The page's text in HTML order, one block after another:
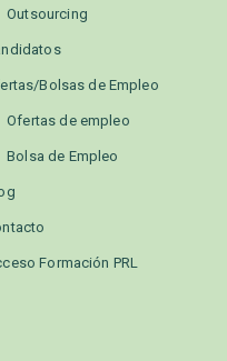
Outsourcing
Bolsas de Empleo
Ofertas de empleo
Bolsa de Empleo
Formación PRL